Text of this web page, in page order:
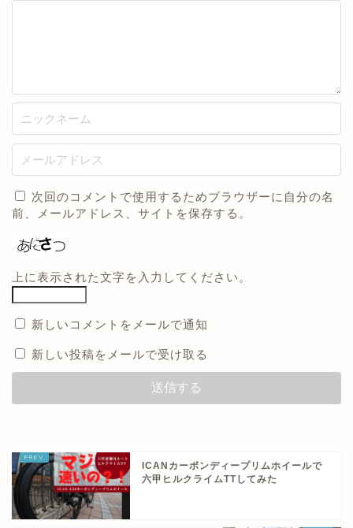
次回のコメントで使用するためブラウザーに自分の名
前、メールアドレス、サイトを保存する。
上に表示された文字を入力してください。
新しいコメントをメールで通知
新しい投稿をメールで受け取る
ICANカーボンディープリムホイールで
六甲ヒルクライムTTしてみた